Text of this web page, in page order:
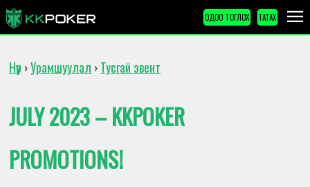
ОДОО ТОГЛОХ ТАТАХ
Нүүр ›Урамшуулал › Тусгай эвент
JULY 2023 – KKPOKER
PROMOTIONS!